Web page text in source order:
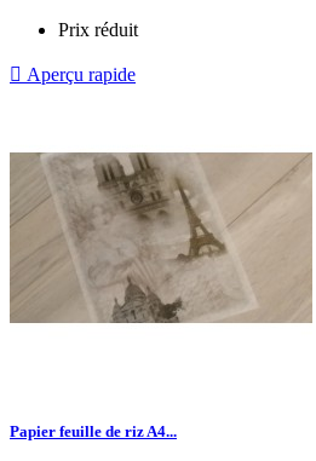
Prix réduit
 Aperçu rapide
Papier feuille de riz A4...